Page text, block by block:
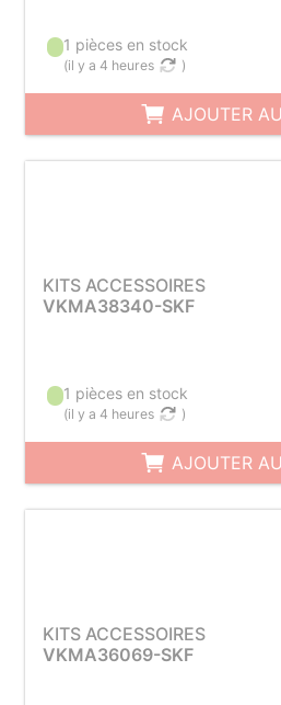
1 pièces en stock
(il y a 4 heures )
AJOUTER
KITS ACCESSOIRES
VKMA38340-SKF
1 pièces en stock
(il y a 4 heures )
AJOUTER
KITS ACCESSOIRES
VKMA36069-SKF